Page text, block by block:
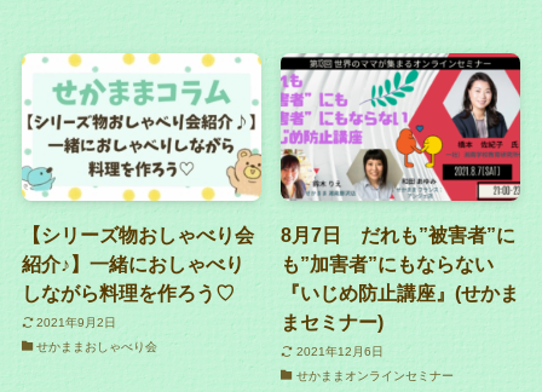
【シリーズ物おしゃべり会
紹介♪】一緒におしゃべり
しながら料理を作ろう♡
2021年9月2日
せかままおしゃべり会
8月7日 だれも”被害者”に
も”加害者”にもならない
『いじめ防止講座』(せかま
まセミナー)
2021年12月6日
せかままオンラインセミナー